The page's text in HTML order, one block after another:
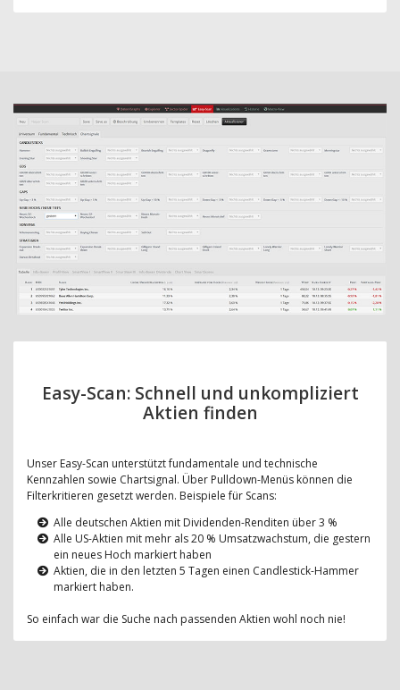
Easy-Scan: Schnell und unkompliziert
Aktien finden
Unser Easy-Scan unterstützt fundamentale und technische
Kennzahlen sowie Chartsignal. Über Pulldown-Menüs können die
Filterkritieren gesetzt werden. Beispiele für Scans:
Alle deutschen Aktien mit Dividenden-Renditen über 3 %
Alle US-Aktien mit mehr als 20 % Umsatzwachstum, die gestern
ein neues Hoch markiert haben
Aktien, die in den letzten 5 Tagen einen Candlestick-Hammer
markiert haben.
So einfach war die Suche nach passenden Aktien wohl noch nie!